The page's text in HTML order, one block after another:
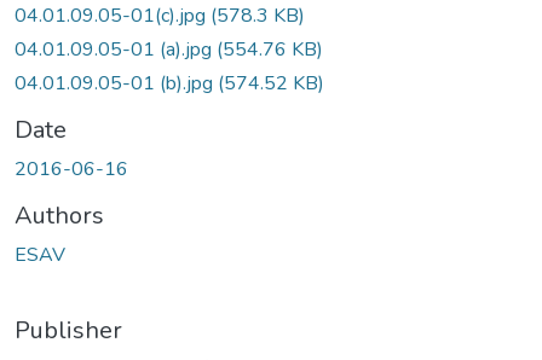
04.01.09.05-01(c).jpg (578.3 KB)
04.01.09.05-01 (a).jpg (554.76 KB)
04.01.09.05-01 (b).jpg (574.52 KB)
Date
2016-06-16
Authors
ESAV
Publisher